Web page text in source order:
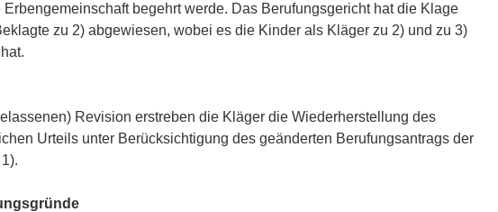
Erbengemeinschaft begehrt werde. Das Berufungsgericht hat die Klage
zu 2) abgewiesen, wobei es die Kinder als Kläger zu 2) und zu 3)
Revision erstreben die Kläger die Wiederherstellung des
Urteils unter Berücksichtigung des geänderten Berufungsantrags der